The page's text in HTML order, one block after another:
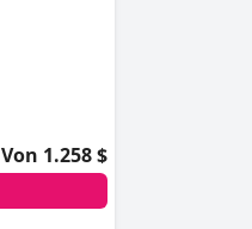
Von 1.258 $